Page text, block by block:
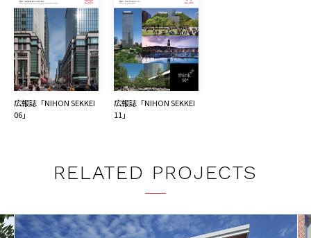
広報誌「NIHON SEKKEI
06」
広報誌「NIHON SEKKEI
11」
RELATED PROJECTS